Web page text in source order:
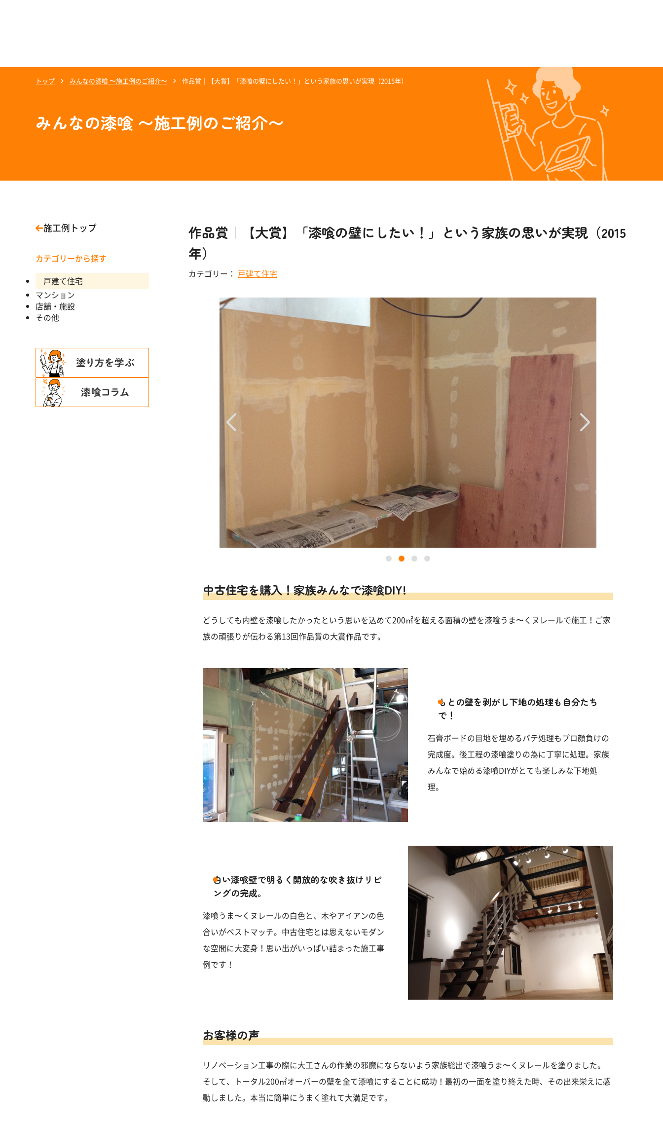
トップ みんなの漆喰 〜施工例のご紹介〜 作品賞｜【大賞】「漆喰の壁にしたい！」という家族の思いが実現（2015年）
みんなの漆喰 〜施工例のご紹介〜
施工例トップ
カテゴリーから探す
戸建て住宅
マンション
店舗・施設
その他
作品賞｜【大賞】「漆喰の壁にしたい！」という家族の思いが実現（2015
年）
カテゴリー： 戸建て住宅
中古住宅を購入！家族みんなで漆喰DIY!
どうしても内壁を漆喰したかったという思いを込めて200㎡を超える面積の壁を漆喰うま〜くヌレールで施工！ご家
族の頑張りが伝わる第13回作品賞の大賞作品です。
もとの壁を剥がし下地の処理も自分たち
で！
石膏ボードの目地を埋めるパテ処理もプロ顔負けの
完成度。後工程の漆喰塗りの為に丁寧に処理。家族
みんなで始める漆喰DIYがとても楽しみな下地処
理。
白い漆喰壁で明るく開放的な吹き抜けリビ
ングの完成。
漆喰うま〜くヌレールの白色と、木やアイアンの色
合いがベストマッチ。中古住宅とは思えないモダン
な空間に大変身！思い出がいっぱい詰まった施工事
例です！
お客様の声
リノベーション工事の際に大工さんの作業の邪魔にならないよう家族総出で漆喰うま〜くヌレールを塗りました。
そして、トータル200㎡オーバーの壁を全て漆喰にすることに成功！最初の一面を塗り終えた時、その出来栄えに感
動しました。本当に簡単にうまく塗れて大満足です。